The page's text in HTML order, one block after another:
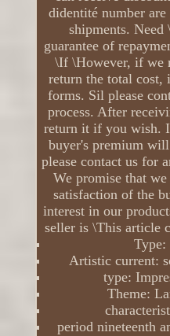
didentité number
shipments.
guarantee of
\If \However, if we
return the total
forms. Sil please
process. After
return it if you wish.
buyer's premium
please contact us for
We promise that
satisfaction of the
interest in our
seller is \This article
Artistic current:
type:
Theme:
period nineteenth